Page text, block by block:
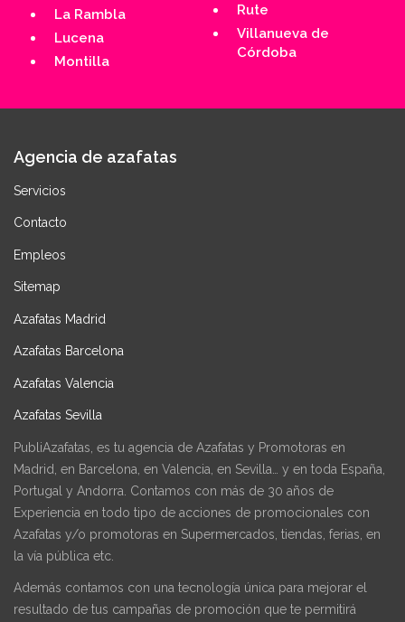
La Rambla
Lucena
Montilla
Rute
Villanueva de
Córdoba
Agencia de azafatas
Servicios
Contacto
Empleos
Sitemap
Azafatas Madrid
Azafatas Barcelona
Azafatas Valencia
Azafatas Sevilla
PubliAzafatas, es tu agencia de Azafatas y Promotoras en
Madrid, en Barcelona, en Valencia, en Sevilla… y en toda España,
Portugal y Andorra. Contamos con más de 30 años de
Experiencia en todo tipo de acciones de promocionales con
Azafatas y/o promotoras en Supermercados, tiendas, ferias, en
la vía pública etc.
Además contamos con una tecnología única para mejorar el
resultado de tus campañas de promoción que te permitirá